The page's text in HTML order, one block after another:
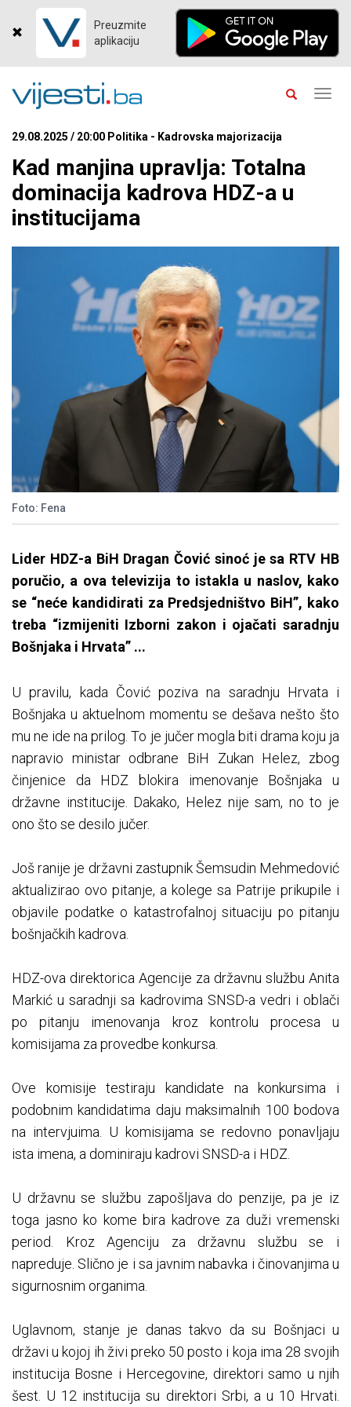
Preuzmite
aplikaciju
29.08.2025 / 20:00 Politika - Kadrovska majorizacija
Kad manjina upravlja: Totalna
dominacija kadrova HDZ-a u
institucijama
Foto: Fena
Lider HDZ-a BiH Dragan Čović sinoć je sa RTV HB
poručio, a ova televizija to istakla u naslov, kako
se “neće kandidirati za Predsjedništvo BiH”, kako
treba “izmijeniti Izborni zakon i ojačati saradnju
Bošnjaka i Hrvata” ...
U pravilu, kada Čović poziva na saradnju Hrvata i
Bošnjaka u aktuelnom momentu se dešava nešto što
mu ne ide na prilog. To je jučer mogla biti drama koju ja
napravio ministar odbrane BiH Zukan Helez, zbog
činjenice da HDZ blokira imenovanje Bošnjaka u
državne institucije. Dakako, Helez nije sam, no to je
ono što se desilo jučer.
Još ranije je državni zastupnik Šemsudin Mehmedović
aktualizirao ovo pitanje, a kolege sa Patrije prikupile i
objavile podatke o katastrofalnoj situaciju po pitanju
bošnjačkih kadrova.
HDZ-ova direktorica Agencije za državnu službu Anita
Markić u saradnji sa kadrovima SNSD-a vedri i oblači
po pitanju imenovanja kroz kontrolu procesa u
komisijama za provedbe konkursa.
Ove komisije testiraju kandidate na konkursima i
podobnim kandidatima daju maksimalnih 100 bodova
na intervjuima. U komisijama se redovno ponavljaju
ista imena, a dominiraju kadrovi SNSD-a i HDZ.
U državnu se službu zapošljava do penzije, pa je iz
toga jasno ko kome bira kadrove za duži vremenski
period. Kroz Agenciju za državnu službu se i
napreduje. Slično je i sa javnim nabavka i činovanjima u
sigurnosnim organima.
Uglavnom, stanje je danas takvo da su Bošnjaci u
državi u kojoj ih živi preko 50 posto i koja ima 28 svojih
institucija Bosne i Hercegovine, direktori samo u njih
šest. U 12 institucija su direktori Srbi, a u 10 Hrvati.